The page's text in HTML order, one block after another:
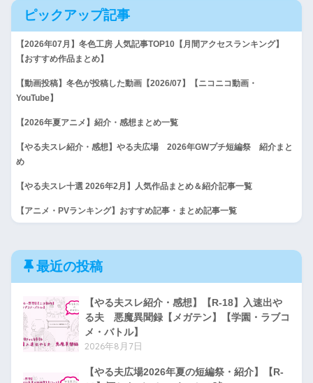
ピックアップ記事
【2026年07月】冬色工房 人気記事TOP10【月間アクセスランキング】
【おすすめ作品まとめ】
【動画投稿】冬色が投稿した動画【2026/07】【ニコニコ動画・
YouTube】
【2026年夏アニメ】紹介・感想まとめ一覧
【やる夫スレ紹介・感想】やる夫広場 2026年GWプチ短編祭 紹介まと
め
【やる夫スレ十選 2026年2月】人気作品まとめ＆紹介記事一覧
【アニメ・PVランキング】おすすめ記事・まとめ記事一覧
最近の投稿
【やる夫スレ紹介・感想】【R-18】入速出や
る夫 悪魔異聞録【メガテン】【学園・ラブコ
メ・バトル】
2026年8月7日
【やる夫広場2026年夏の短編祭・紹介】【R-